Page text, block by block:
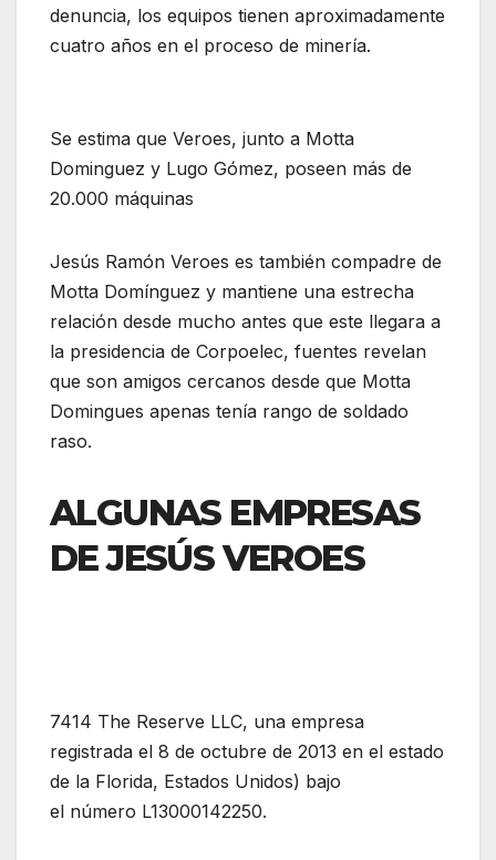
denuncia, los equipos tienen aproximadamente
cuatro años en el proceso de minería.
Se estima que Veroes, junto a Motta
Dominguez y Lugo Gómez, poseen más de
20.000 máquinas
Jesús Ramón Veroes es también compadre de
Motta Domínguez y mantiene una estrecha
relación desde mucho antes que este llegara a
la presidencia de Corpoelec, fuentes revelan
que son amigos cercanos desde que Motta
Domingues apenas tenía rango de soldado
raso.
ALGUNAS EMPRESAS
DE JESÚS VEROES
7414 The Reserve LLC, una empresa
registrada el 8 de octubre de 2013 en el estado
de la Florida, Estados Unidos) bajo
el número L13000142250.